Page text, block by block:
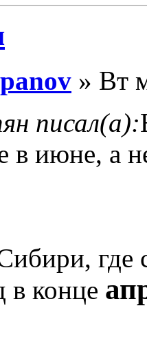
» Вт
писал(а):
в июне, а
где
в конце